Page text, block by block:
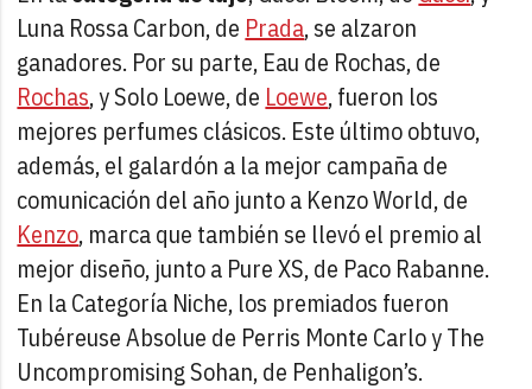
Luna Rossa Carbon, de Prada, se alzaron
ganadores. Por su parte, Eau de Rochas, de
Rochas, y Solo Loewe, de Loewe, fueron los
mejores perfumes clásicos. Este último obtuvo,
además, el galardón a la mejor campaña de
comunicación del año junto a Kenzo World, de
Kenzo, marca que también se llevó el premio al
mejor diseño, junto a Pure XS, de Paco Rabanne.
En la Categoría Niche, los premiados fueron
Tubéreuse Absolue de Perris Monte Carlo y The
Uncompromising Sohan, de Penhaligon’s.